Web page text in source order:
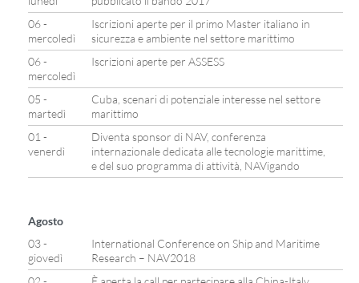
06 -
mercoledì
Iscrizioni aperte per il primo Master italiano in
sicurezza e ambiente nel settore marittimo
06 -
mercoledì
Iscrizioni aperte per ASSESS
05 -
martedì
Cuba, scenari di potenziale interesse nel settore
marittimo
01 -
venerdì
Diventa sponsor di NAV, conferenza
internazionale dedicata alle tecnologie marittime,
e del suo programma di attività, NAVigando
Agosto
03 -
giovedì
International Conference on Ship and Maritime
Research – NAV2018